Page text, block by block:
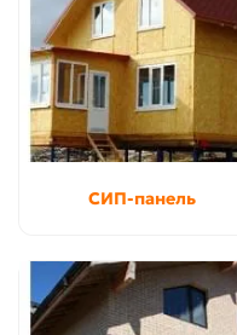
СИП-панель